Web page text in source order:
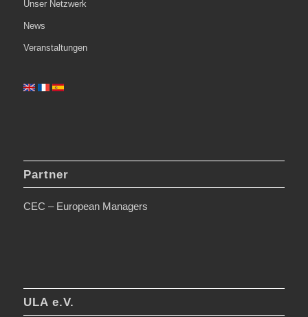
Unser Netzwerk
News
Veranstaltungen
Partner
CEC – European Managers
ULA e.V.